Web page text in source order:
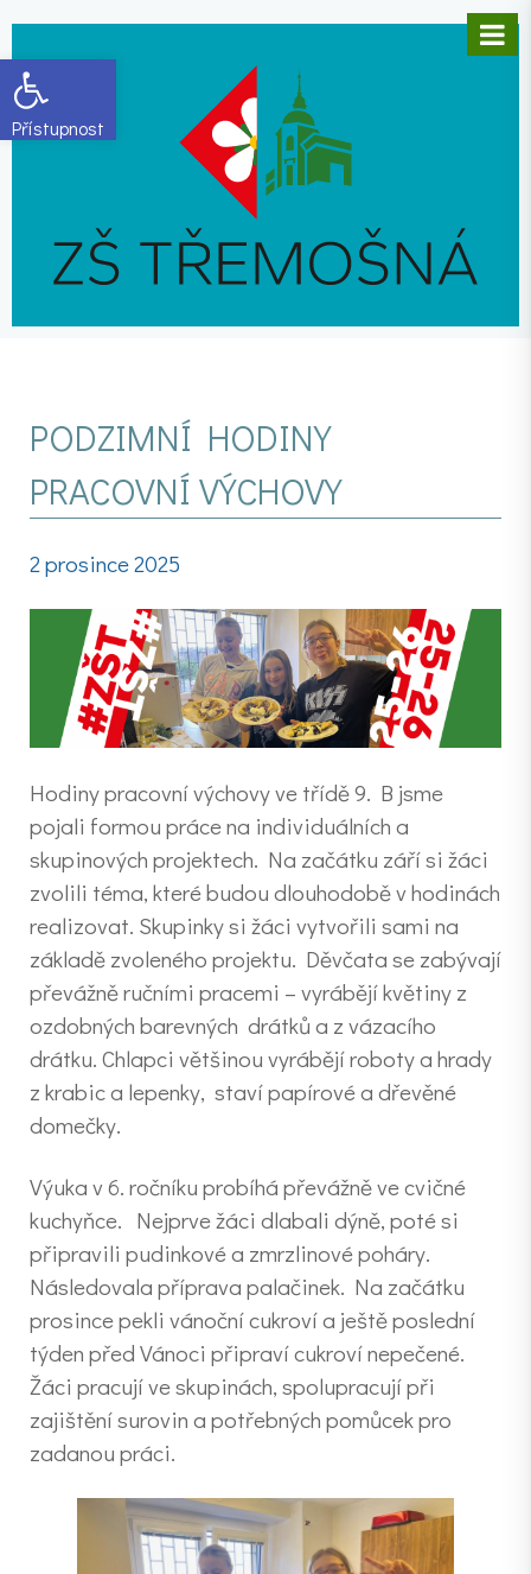
Open toolbar
PODZIMNÍ HODINY
PRACOVNÍ VÝCHOVY
2 prosince 2025
Hodiny pracovní výchovy ve třídě 9. B jsme
pojali formou práce na individuálních a
skupinových projektech. Na začátku září si žáci
zvolili téma, které budou dlouhodobě v hodinách
realizovat. Skupinky si žáci vytvořili sami na
základě zvoleného projektu. Děvčata se zabývají
převážně ručními pracemi – vyrábějí květiny z
ozdobných barevných drátků a z vázacího
drátku. Chlapci většinou vyrábějí roboty a hrady
z krabic a lepenky, staví papírové a dřevěné
domečky.
Výuka v 6. ročníku probíhá převážně ve cvičné
kuchyňce. Nejprve žáci dlabali dýně, poté si
připravili pudinkové a zmrzlinové poháry.
Následovala příprava palačinek. Na začátku
prosince pekli vánoční cukroví a ještě poslední
týden před Vánoci připraví cukroví nepečené.
Žáci pracují ve skupinách, spolupracují při
zajištění surovin a potřebných pomůcek pro
zadanou práci.